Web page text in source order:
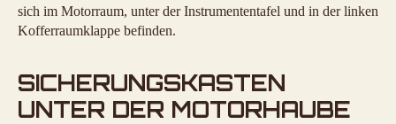
sich im Motorraum, unter der Instrumententafel und in der linken
Kofferraumklappe befinden.
SICHERUNGSKASTEN
UNTER DER MOTORHAUBE